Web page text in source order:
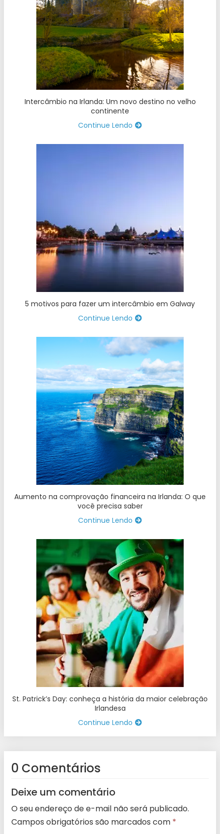
Intercâmbio na Irlanda: Um novo destino no velho
continente
Continue Lendo
5 motivos para fazer um intercâmbio em Galway
Continue Lendo
Aumento na comprovação financeira na Irlanda: O que
você precisa saber
Continue Lendo
St. Patrick’s Day: conheça a história da maior celebração
Irlandesa
Continue Lendo
0 Comentários
Deixe um comentário
O seu endereço de e-mail não será publicado.
Campos obrigatórios são marcados com *